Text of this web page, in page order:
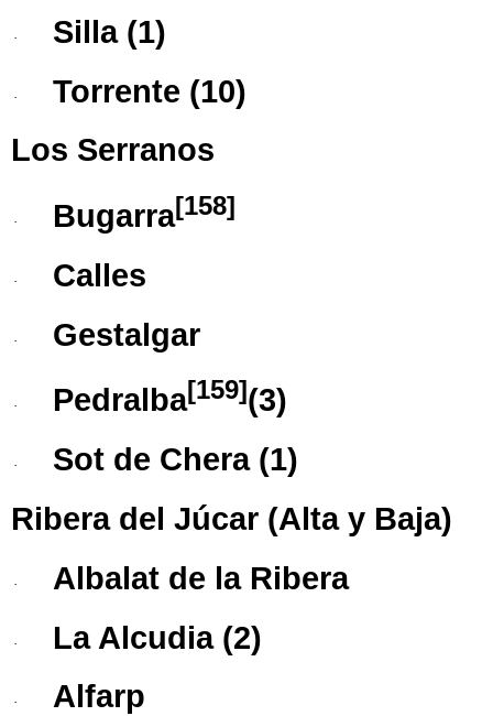
· Silla(1)
· Torrente (10)
Los Serranos
· Bugarra[158]
· Calles
· Gestalgar
· Pedralba[159]​ (3)
· Sot de Chera(1)
Ribera del Júcar (Altay Baja)
· Albalat de la Ribera
· La Alcudia(2)
· Alfarp